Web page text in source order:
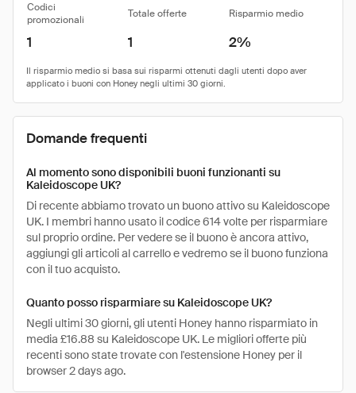
Codici
promozionali
Totale offerte Risparmio medio
1 1 2%
Domande frequenti
Al momento sono disponibili buoni funzionanti su
Kaleidoscope UK?
Di recente abbiamo trovato un buono attivo su Kaleidoscope
UK. I membri hanno usato il codice 614 volte per risparmiare
sul proprio ordine. Per vedere se il buono è ancora attivo,
aggiungi gli articoli al carrello e vedremo se il buono funziona
con il tuo acquisto.
Quanto posso risparmiare su Kaleidoscope UK?
Negli ultimi 30 giorni, gli utenti Honey hanno risparmiato in
media £16.88 su Kaleidoscope UK. Le migliori offerte più
recenti sono state trovate con l'estensione Honey per il
browser 2 days ago.